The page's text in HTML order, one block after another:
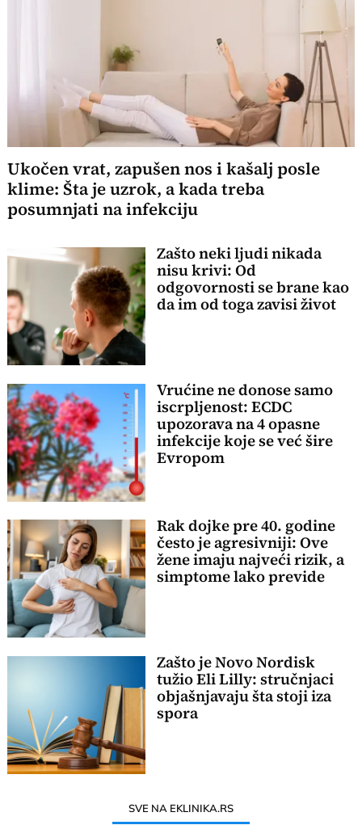
Ukočen vrat, zapušen nos i kašalj posle
klime: Šta je uzrok, a kada treba
posumnjati na infekciju
Zašto neki ljudi nikada
nisu krivi: Od
odgovornosti se brane kao
da im od toga zavisi život
Vrućine ne donose samo
iscrpljenost: ECDC
upozorava na 4 opasne
infekcije koje se već šire
Evropom
Rak dojke pre 40. godine
često je agresivniji: Ove
žene imaju najveći rizik, a
simptome lako previde
Zašto je Novo Nordisk
tužio Eli Lilly: stručnjaci
objašnjavaju šta stoji iza
spora
SVE NA EKLINIKA.RS